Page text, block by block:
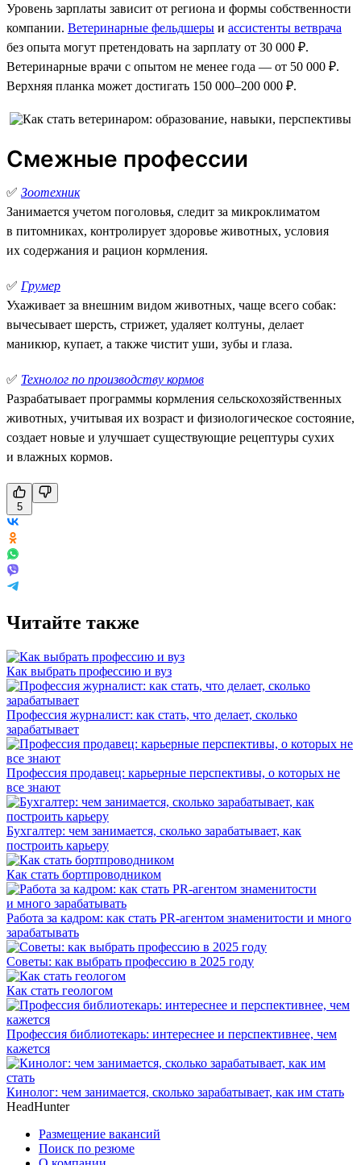
Уровень зарплаты зависит от региона и формы собственности
компании. Ветеринарные фельдшеры и ассистенты ветврача
без опыта могут претендовать на зарплату от 30 000 ₽.
Ветеринарные врачи с опытом не менее года — от 50 000 ₽.
Верхняя планка может достигать 150 000–200 000 ₽.
Смежные профессии
✅ Зоотехник
Занимается учетом поголовья, следит за микроклиматом
в питомниках, контролирует здоровье животных, условия
их содержания и рацион кормления.
✅ Грумер
Ухаживает за внешним видом животных, чаще всего собак:
вычесывает шерсть, стрижет, удаляет колтуны, делает
маникюр, купает, а также чистит уши, зубы и глаза.
✅ Технолог по производству кормов
Разрабатывает программы кормления сельскохозяйственных
животных, учитывая их возраст и физиологическое состояние,
создает новые и улучшает существующие рецептуры сухих
и влажных кормов.
5
Читайте также
Как выбрать профессию и вуз
Профессия журналист: как стать, что делает, сколько
зарабатывает
Профессия продавец: карьерные перспективы, о которых не
все знают
Бухгалтер: чем занимается, сколько зарабатывает, как
построить карьеру
Как стать бортпроводником
Работа за кадром: как стать PR-агентом знаменитости и много
зарабатывать
Советы: как выбрать профессию в 2025 году
Как стать геологом
Профессия библиотекарь: интереснее и перспективнее, чем
кажется
Кинолог: чем занимается, сколько зарабатывает, как им стать
HeadHunter
Размещение вакансий
Поиск по резюме